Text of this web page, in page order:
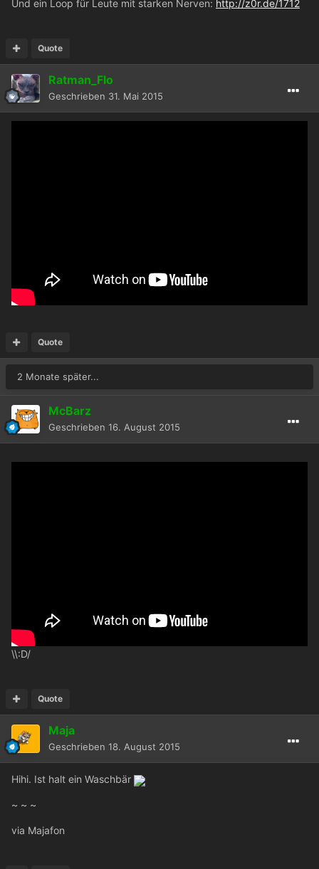
Und ein Loop für Leute mit starken Nerven: http://z0r.de/1712
Quote
Ratman_Flo
Geschrieben 31. Mai 2015
Quote
2 Monate später...
McBarz
Geschrieben 16. August 2015
\\:D/
Quote
Maja
Geschrieben 18. August 2015
Hihi. Ist halt ein Waschbär
~ ~ ~
via Majafon